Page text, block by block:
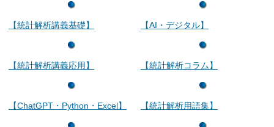
【統計解析講義基礎】
【統計解析講義応用】
【ChatGPT・Python・Excel】
【AI・デジタル】
【統計解析コラム】
【統計解析用語集】